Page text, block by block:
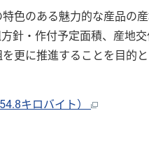
色のある魅力的な産品の
針・作付予定面積、産地
更に推進することを目的
キロバイト）